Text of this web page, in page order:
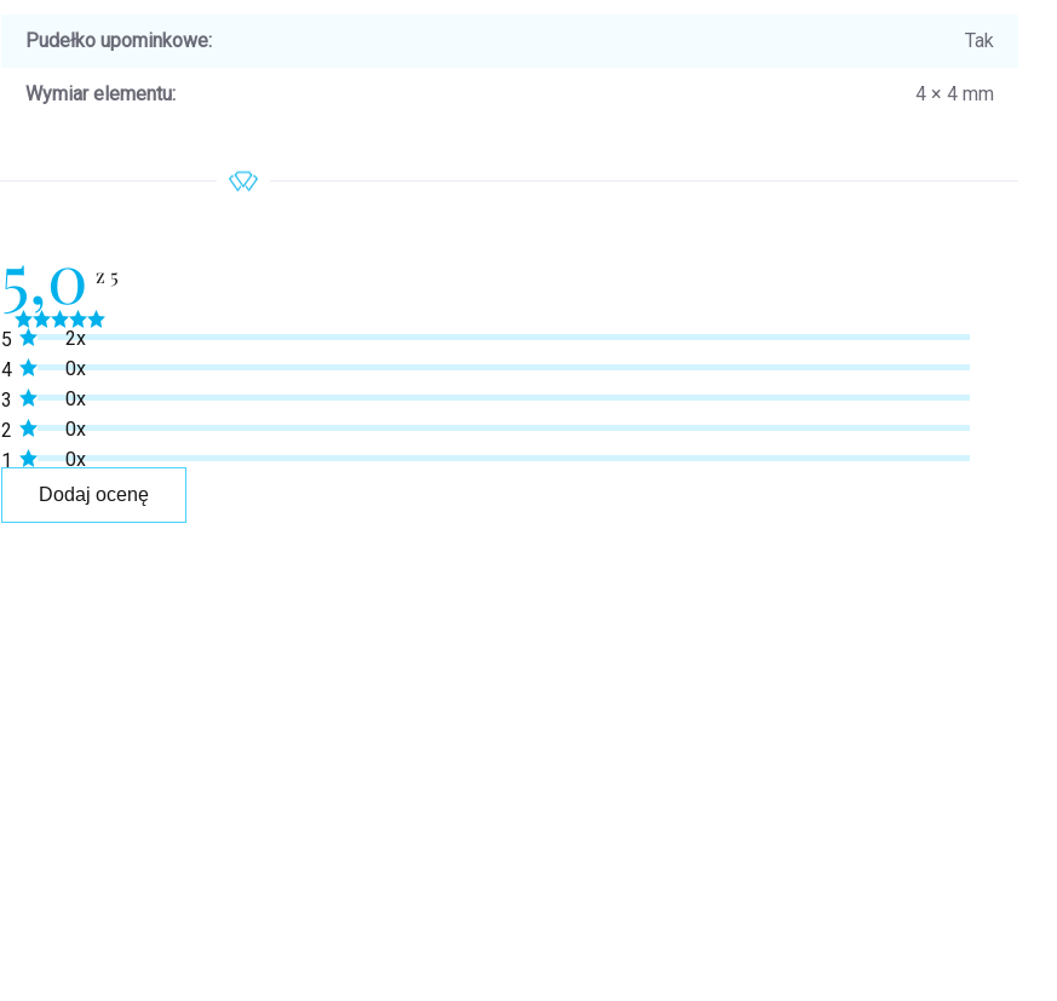
Pudełko upominkowe: Tak
Wymiar elementu: 4 × 4 mm
5,0
Średnia
ocena
produktu
5,0
na
5
gwiazdek.
5
2x
4
0x
3
0x
2
0x
1
0x
Dodaj ocenę